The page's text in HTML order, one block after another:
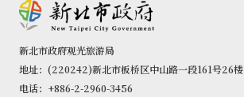
新北市政府观光旅游局
地址：(220242)新北市板桥区中山路一段161号26楼
电话：+886-2-2960-3456